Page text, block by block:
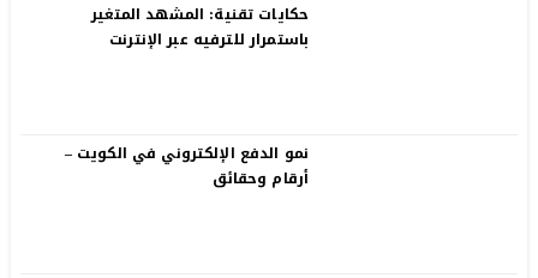
حكايات تقنية: المشهد المتغير
باستمرار للترفيه عبر الإنترنت
نمو الدفع الإلكتروني في الكويت –
أرقام وحقائق